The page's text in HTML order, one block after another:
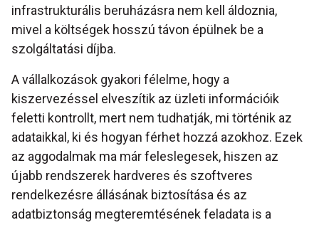
infrastrukturális beruházásra nem kell áldoznia,
mivel a költségek hosszú távon épülnek be a
szolgáltatási díjba.
A vállalkozások gyakori félelme, hogy a
kiszervezéssel elveszítik az üzleti információik
feletti kontrollt, mert nem tudhatják, mi történik az
adataikkal, ki és hogyan férhet hozzá azokhoz. Ezek
az aggodalmak ma már feleslegesek, hiszen az
újabb rendszerek hardveres és szoftveres
rendelkezésre állásának biztosítása és az
adatbiztonság megteremtésének feladata is a